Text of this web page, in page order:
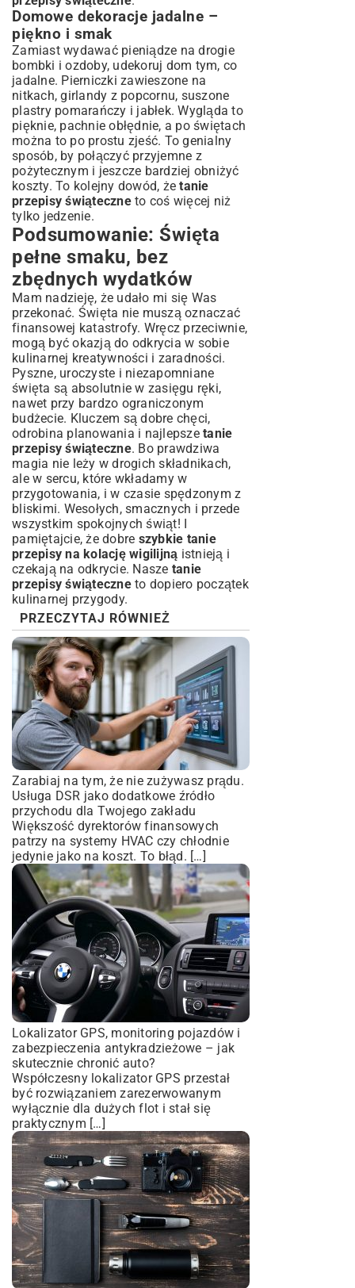
Domowe dekoracje jadalne –
piękno i smak
Zamiast wydawać pieniądze na drogie
bombki i ozdoby, udekoruj dom tym, co
jadalne. Pierniczki zawieszone na
nitkach, girlandy z popcornu, suszone
plastry pomarańczy i jabłek. Wygląda to
pięknie, pachnie obłędnie, a po świętach
można to po prostu zjeść. To genialny
sposób, by połączyć przyjemne z
pożytecznym i jeszcze bardziej obniżyć
koszty. To kolejny dowód, żetanie
przepisy świąteczneto coś więcej niż
tylko jedzenie.
Podsumowanie: Święta
pełne smaku, bez
zbędnych wydatków
Mam nadzieję, że udało mi się Was
przekonać. Święta nie muszą oznaczać
finansowej katastrofy. Wręcz przeciwnie,
mogą być okazją do odkrycia w sobie
kulinarnej kreatywności i zaradności.
Pyszne, uroczyste i niezapomniane
święta są absolutnie w zasięgu ręki,
nawet przy bardzo ograniczonym
budżecie. Kluczem są dobre chęci,
odrobina planowania i najlepsze tanie
przepisy świąteczne. Bo prawdziwa
magia nie leży w drogich składnikach,
ale w sercu, które wkładamy w
przygotowania, i w czasie spędzonym z
bliskimi. Wesołych, smacznych i przede
wszystkim spokojnych świąt! I
pamiętajcie, że dobre szybkie tanie
przepisy na kolację wigilijną istnieją i
czekają na odkrycie. Nasze tanie
przepisy świąteczneto dopiero początek
kulinarnej przygody.
PRZECZYTAJ RÓWNIEŻ
Zarabiaj na tym, że nie zużywasz prądu.
Usługa DSR jako dodatkowe źródło
przychodu dla Twojego zakładu
Większość dyrektorów finansowych
patrzy na systemy HVAC czy chłodnie
jedynie jako na koszt. To błąd. […]
Lokalizator GPS, monitoring pojazdów i
zabezpieczenia antykradzieżowe – jak
skutecznie chronić auto?
Współczesny lokalizator GPS przestał
być rozwiązaniem zarezerwowanym
wyłącznie dla dużych flot i stał się
praktycznym […]